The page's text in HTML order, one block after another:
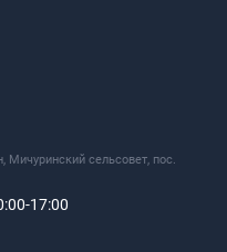
Мичуринский сельсовет, пос.
17:00